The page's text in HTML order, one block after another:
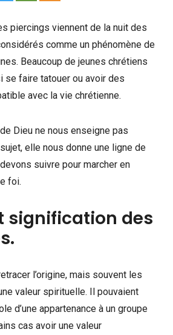
piercings viennent de la nuit des
comme un phénomène de
Beaucoup de jeunes chrétiens
se faire tatouer ou avoir des
avec la vie chrétienne.
Dieu ne nous enseigne pas
elle nous donne une ligne de
suivre pour marcher en
foi.
signification des
l’origine, mais souvent les
valeur spirituelle. Il pouvaient
d’une appartenance à un groupe
cas avoir une valeur